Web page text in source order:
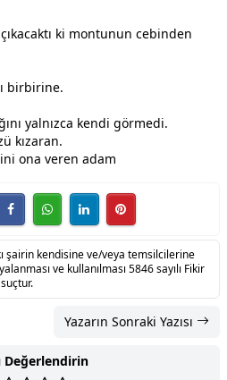
ki montunun cebinden
birbirine.
yalnızca kendi görmedi.
kızaran.
ona veren adam
şairin kendisine ve/veya temsilcilerine
ve kullanılması 5846 sayılı Fikir
Yazarın Sonraki Yazısı
Değerlendirin